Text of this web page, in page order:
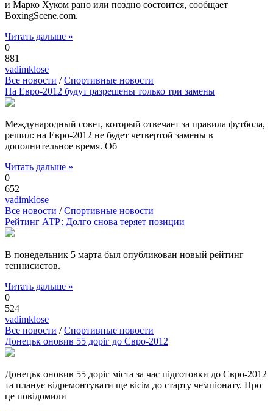
и Марко Хуком рано или поздно состоится, сообщает
BoxingScene.com.
Читать дальше »
0
881
vadimklose
Все новости /Спортивные новости
На Евро-2012 будут разрешены только три замены
Международный совет, который отвечает за правила футбола,
решил: на Евро-2012 не будет четвертой замены в
дополнительное время. Об
Читать дальше »
0
652
vadimklose
Все новости /Спортивные новости
Рейтинг АТР: Долго снова теряет позиции
В понедельник 5 марта был опубликован новый рейтинг
теннисистов.
Читать дальше »
0
524
vadimklose
Все новости /Спортивные новости
Донецьк оновив 55 доріг до Євро-2012
Донецьк оновив 55 доріг міста за час підготовки до Євро-2012
та планує відремонтувати ще вісім до старту чемпіонату. Про
це повідомили